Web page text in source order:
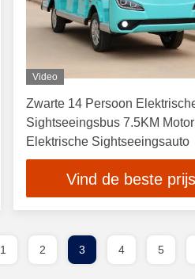
Video
Zwarte 14 Persoon
Sightseeingsbus 7.5KM
Elektrische Sightseeingsauto
Vind de beste prijs
1 2 3 4 5